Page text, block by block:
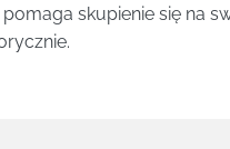
skupienie się na